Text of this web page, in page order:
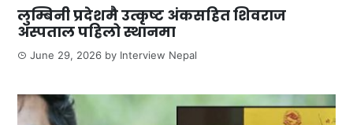
लुम्बिनी प्रदेशमै उत्कृष्ट अंकसहित शिवराज
अस्पताल पहिलो स्थानमा
June 29, 2026 by Interview Nepal